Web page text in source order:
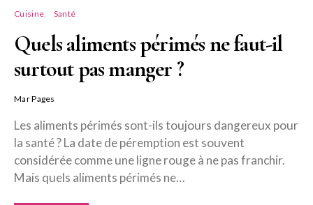
Cuisine Santé
Quels aliments périmés ne faut-il
surtout pas manger ?
Mar Pages
Les aliments périmés sont-ils toujours dangereux pour
la santé ? La date de péremption est souvent
considérée comme une ligne rouge à ne pas franchir.
Mais quels aliments périmés ne…